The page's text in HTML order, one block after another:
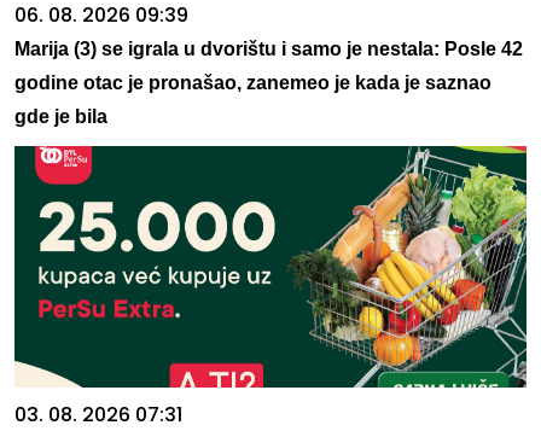
06. 08. 2026 09:39
Marija (3) se igrala u dvorištu i samo je nestala: Posle 42
godine otac je pronašao, zanemeo je kada je saznao
gde je bila
03. 08. 2026 07:31